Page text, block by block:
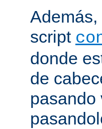
script
donde
de
pasando